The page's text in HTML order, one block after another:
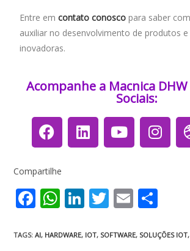
Entre emcontato conosco para saber
auxiliar no desenvolvimento de produtos
inovadoras.
Acompanhe a Macnica DHW
Sociais:​​​
Compartilhe
F
e
W
at
Li
k
T
itt
E
ai ar
TAGS:AI, HARDWARE, IOT, SOFTWARE, SOLUÇÕES IOT,